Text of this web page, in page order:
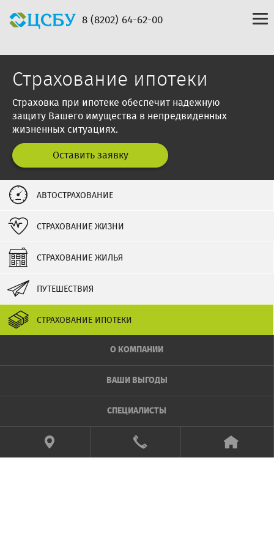
8 (8202) 64-62-00
Страхование ипотеки
Страховка при ипотеке обеспечит надежную
защиту Вашего имущества в непредвиденных
жизненных ситуациях.
Оставить заявку
АВТОСТРАХОВАНИЕ
СТРАХОВАНИЕ ЖИЗНИ
СТРАХОВАНИЕ ЖИЛЬЯ
ПУТЕШЕСТВИЯ
СТРАХОВАНИЕ ИПОТЕКИ
О КОМПАНИИ
ВАШИ ВЫГОДЫ
СПЕЦИАЛИСТЫ